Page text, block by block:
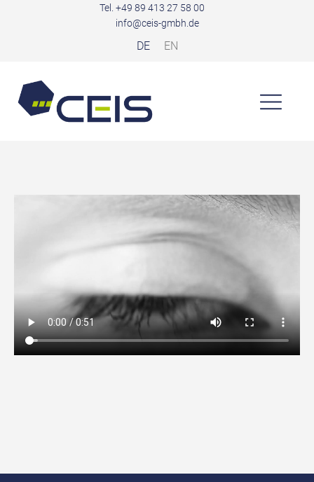
Tel. +49 89 413 27 58 00
info@ceis-gmbh.de
DE EN